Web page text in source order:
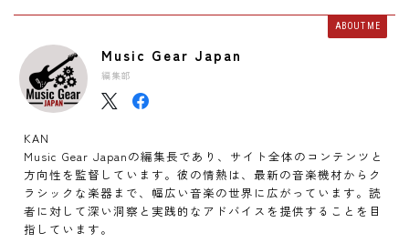
ABOUT ME
Music Gear Japan
編集部
KAN
Music Gear Japanの編集長であり、サイト全体のコンテンツと
方向性を監督しています。彼の情熱は、最新の音楽機材からク
ラシックな楽器まで、幅広い音楽の世界に広がっています。読
者に対して深い洞察と実践的なアドバイスを提供することを目
指しています。